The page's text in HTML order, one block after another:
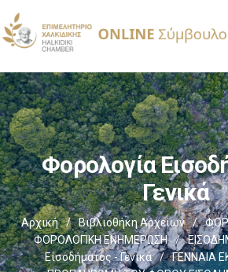
Φορολογία
Γενικά
Αρχική / Βιβλιοθήκη Αρχείων /
ΦΟΡΟΛΟΓΙΚΗ ΕΝΗΜΕΡΩΣΗ
/
Εισοδήματος - Γενικά
/
ΓΕΝΝΑΙΑ